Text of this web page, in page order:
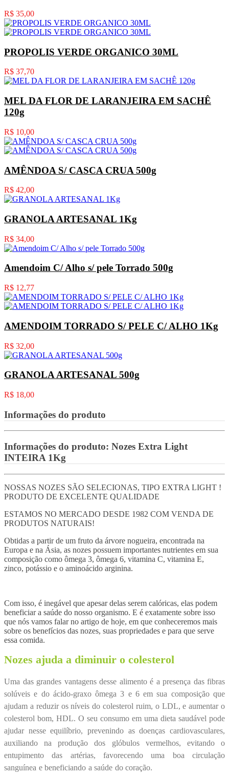
R$ 35,00
PROPOLIS VERDE ORGANICO 30ML
R$ 37,70
MEL DA FLOR DE LARANJEIRA EM SACHÊ
120g
R$ 10,00
AMÊNDOA S/ CASCA CRUA 500g
R$ 42,00
GRANOLA ARTESANAL 1Kg
R$ 34,00
Amendoim C/ Alho s/ pele Torrado 500g
R$ 12,77
AMENDOIM TORRADO S/ PELE C/ ALHO 1Kg
R$ 32,00
GRANOLA ARTESANAL 500g
R$ 18,00
Informações do produto
Informações do produto: Nozes Extra Light
INTEIRA 1Kg
NOSSAS NOZES SÃO SELECIONAS, TIPO EXTRA LIGHT !
PRODUTO DE EXCELENTE QUALIDADE
ESTAMOS NO MERCADO DESDE 1982 COM VENDA DE
PRODUTOS NATURAIS!
Obtidas a partir de um fruto da árvore nogueira, encontrada na
Europa e na Ásia, as nozes possuem importantes nutrientes em sua
composição como ômega 3, ômega 6, vitamina C, vitamina E,
zinco, potássio e o aminoácido arginina.
Com isso, é inegável que apesar delas serem calóricas, elas podem
beneficiar a saúde do nosso organismo. E é exatamente sobre isso
que nós vamos falar no artigo de hoje, em que conheceremos mais
sobre os benefícios das nozes, suas propriedades e para que serve
essa comida.
Nozes ajuda a diminuir o colesterol
Uma das grandes vantagens desse alimento é a presença das fibras
solúveis e do ácido-graxo ômega 3 e 6 em sua composição que
ajudam a reduzir os níveis do colesterol ruim, o LDL, e aumentar o
colesterol bom, HDL. O seu consumo em uma dieta saudável pode
ajudar nesse equilíbrio, prevenindo as doenças cardiovasculares,
auxiliando na produção dos glóbulos vermelhos, evitando o
entupimento das artérias, favorecendo uma boa circulação
sanguínea e beneficiando a saúde do coração.